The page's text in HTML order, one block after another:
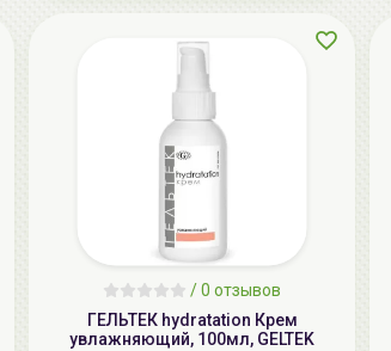
AiliCode
/0 отзывов
ГЕЛЬТЕК hydratation Крем
увлажняющий, 100мл, GELTEK